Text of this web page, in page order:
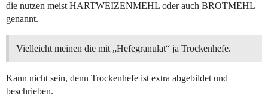
die nutzen meist HARTWEIZENMEHL oder auch BROTMEHL
genannt.
Vielleicht meinen die mit „Hefegranulat“ ja Trockenhefe.
Kann nicht sein, denn Trockenhefe ist extra abgebildet und
beschrieben.